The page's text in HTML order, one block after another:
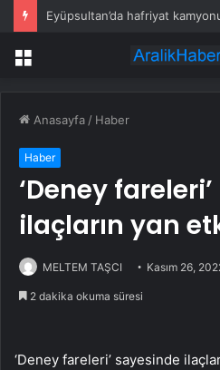
Eyüpsultan’da hafriyat
Menü
Anasayfa / Haber
Haber
‘Deney
ilaçların yan
MELTEM TAŞCI Kasım 26,
2 dakika okuma süresi
‘Deney fareleri’ sayesinde